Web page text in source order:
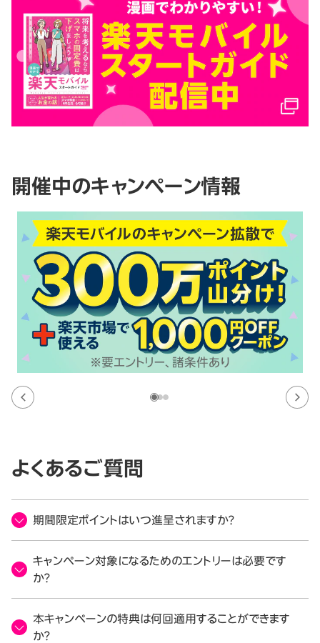
開催中のキャンペーン情報
よくあるご質問
期間限定ポイントはいつ進呈されますか？
キャンペーン対象になるためのエントリーは必要です
か？
本キャンペーンの特典は何回適用することができます
か？